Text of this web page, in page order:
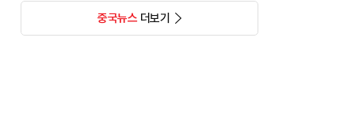
중국뉴스더보기